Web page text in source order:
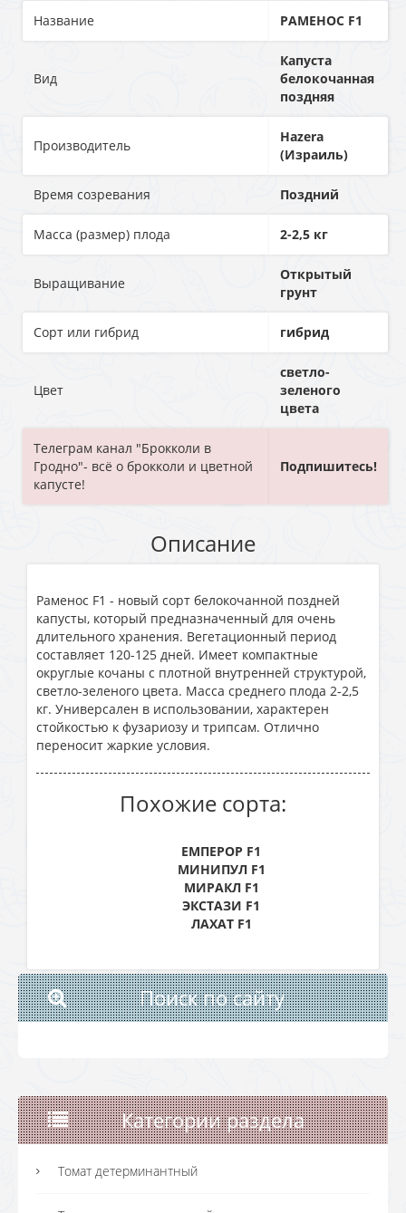
Название РАМЕНОС F1
Вид
Капуста
белокочанная
поздняя
Производитель
Hazera
(Израиль)
Время созревания Поздний
Масса (размер) плода 2-2,5 кг
Выращивание
Открытый
грунт
Сорт или гибрид гибрид
Цвет
светло-
зеленого
цвета
Телеграм канал "Брокколи в
Гродно"- всё о брокколи и цветной
капусте!
Подпишитесь!
Описание
Раменос F1 - новый сорт белокочанной поздней
капусты, который предназначенный для очень
длительного хранения. Вегетационный период
составляет 120-125 дней. Имеет компактные
округлые кочаны с плотной внутренней структурой,
светло-зеленого цвета. Масса среднего плода 2-2,5
кг. Универсален в использовании, характерен
стойкостью к фузариозу и трипсам. Отлично
переносит жаркие условия.
Похожие сорта:
ЕМПЕРОР F1
МИНИПУЛ F1
МИРАКЛ F1
ЭКСТАЗИ F1
ЛАХАТ F1
Поиск по сайту
Категории раздела
Томат детерминантный